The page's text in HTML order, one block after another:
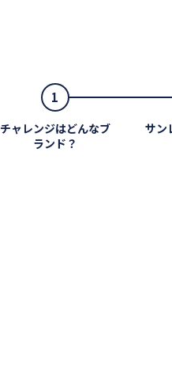
1
チャレンジはどんなブ
ランド？
サン